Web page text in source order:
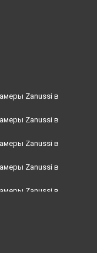
Zanussi в
Zanussi в
Zanussi в
Zanussi в
Zanussi в
Zanussi в
Zanussi в